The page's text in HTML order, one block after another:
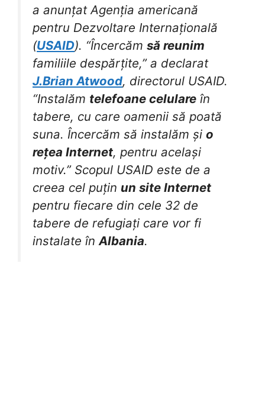
a anunțat Agenția americană
pentru Dezvoltare Internațională
(USAID). “Încercăm să reunim
familiile despărțite,” a declarat
J.Brian Atwood, directorul USAID.
“Instalăm telefoane celulare în
tabere, cu care oamenii să poată
suna. Încercăm să instalăm și o
rețea Internet, pentru același
motiv.” Scopul USAID este de a
creea cel puțin un site Internet
pentru fiecare din cele 32 de
tabere de refugiați care vor fi
instalate în Albania.